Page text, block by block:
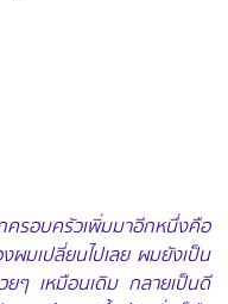
รอบครัวเพิ่มมาอีกหนึ่งคือ
ผมเปลี่ยนไปเลย ผมยังเป็น
ยๆ เหมือนเดิม กลายเป็นดี